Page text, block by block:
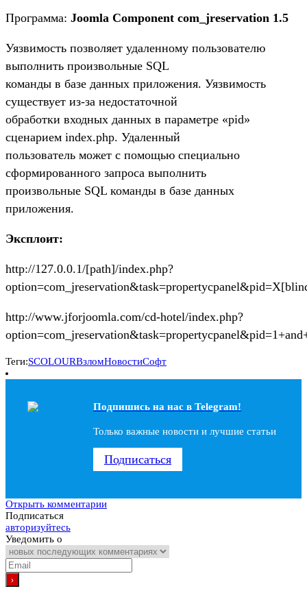
Программа: Joomla Component com_jreservation 1.5
Уязвимость позволяет удаленному пользователю
выполнить произвольные SQL
команды в базе данных приложения. Уязвимость
существует из-за недостаточной
обработки входных данных в параметре «pid»
сценарием index.php. Удаленный
пользователь может с помощью специально
сформированного запроса выполнить
произвольные SQL команды в базе данных
приложения.
Эксплоит:
http://127.0.0.1/[path]/index.php?
http://www.jforjoomla.com/cd-hotel/index.php?
Теги:SCOLOURВзломНовостиСофт
Подпишись на наc в Telegram!
Только важные новости и лучшие статьи
Подписаться
Открыть комментарии
Подписаться
авторизуйтесь
Уведомить о